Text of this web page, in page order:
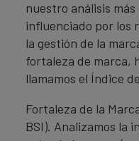
nuestro análisis
influenciado por los
la gestión de la
fortaleza de marca,
llamamos el Índice de
Fortaleza de la
BSI). Analizamos la